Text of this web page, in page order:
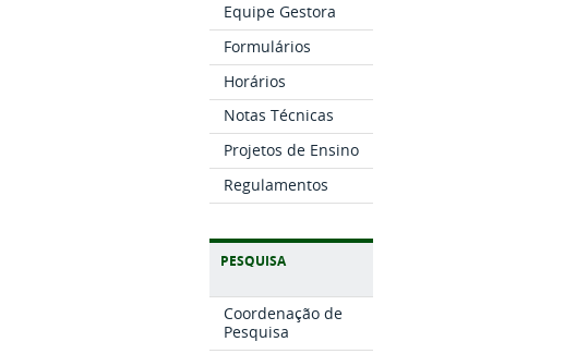
Equipe Gestora
Formulários
Horários
Notas Técnicas
Projetos de Ensino
Regulamentos
PESQUISA
Coordenação de
Pesquisa